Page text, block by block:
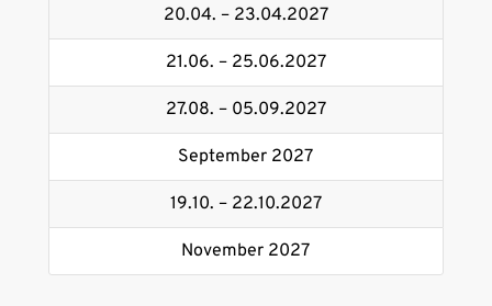
20.04. – 23.04.2027
21.06. – 25.06.2027
27.08. – 05.09.2027
September 2027
19.10. – 22.10.2027
November 2027